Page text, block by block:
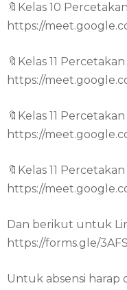
🔖Kelas 10
https://
🔖Kelas 11
https://
🔖Kelas 11
https://
🔖Kelas 11
https://
Dan berikut untuk
https://forms.gle/
Untuk absensi harap